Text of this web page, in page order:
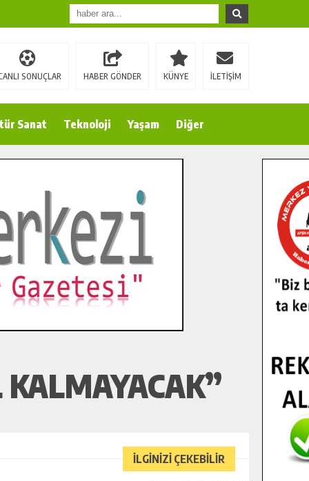
SONUÇLAR HABER GÖNDER KÜNYE İLETİŞİM
Sanat Teknoloji Yaşam Diğer
KALMAYACAK”
İLGİNİZİ ÇEKEBİLİR